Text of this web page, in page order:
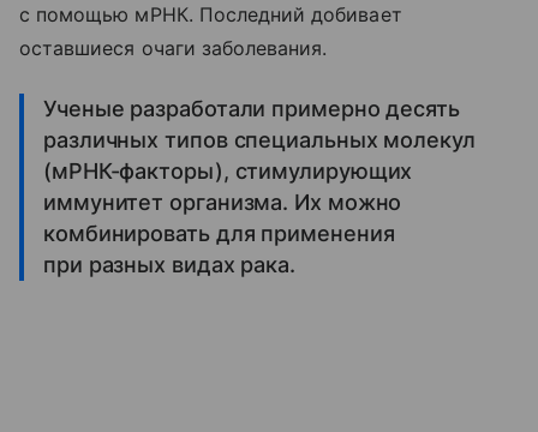
с помощью мРНК. Последний добивает
оставшиеся очаги заболевания.
Ученые разработали примерно десять
различных типов специальных молекул
(мРНК-факторы), стимулирующих
иммунитет организма. Их можно
комбинировать для применения
при разных видах рака.